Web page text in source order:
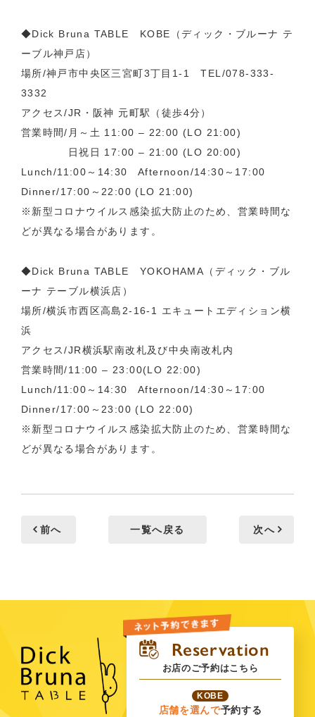
◆Dick Bruna TABLE KOBE（ディック・ブルーナ テ
ーブル神戸店）
場所/神戸市中央区三宮町3丁目1-1 TEL/078-333-
3332
アクセス/JR・阪神 元町駅（徒歩4分）
営業時間/月～土 11:00 – 22:00 (LO 21:00)
日祝日 17:00 – 21:00 (LO 20:00)
Lunch/11:00～14:30 Afternoon/14:30～17:00
Dinner/17:00～22:00 (LO 21:00)
※新型コロナウイルス感染拡大防止のため、営業時間な
どが異なる場合があります。
◆Dick Bruna TABLE YOKOHAMA（ディック・ブル
ーナ テーブル横浜店）
場所/横浜市西区高島2-16-1 エキュートエディション横
浜
アクセス/JR横浜駅南改札及び中央南改札内
営業時間/11:00 – 23:00(LO 22:00)
Lunch/11:00～14:30 Afternoon/14:30～17:00
Dinner/17:00～23:00 (LO 22:00)
※新型コロナウイルス感染拡大防止のため、営業時間な
どが異なる場合があります。
前へ 一覧へ戻る 次へ
お店のご予約はこちら
KOBE
店舗を選んで予約する